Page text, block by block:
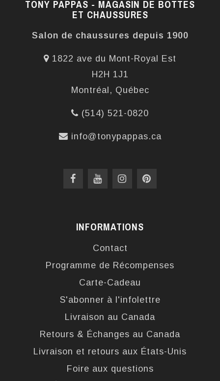
TONY PAPPAS - MAGASIN DE BOTTES
ET CHAUSSURES
Salon de chaussures depuis 1900
1822 ave du Mont-Royal Est
H2H 1J1
Montréal, Québec
(514) 521-0820
info@tonypappas.ca
INFORMATIONS
Contact
Programme de Récompenses
Carte-Cadeau
S'abonner à l'infolettre
Livraison au Canada
Retours & Échanges au Canada
Livraison et retours aux États-Unis
Foire aux questions